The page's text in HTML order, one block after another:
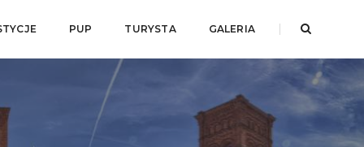
PUP TURYSTA GALERIA